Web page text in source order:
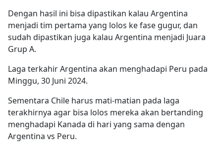
Dengan hasil ini bisa dipastikan kalau Argentina
menjadi tim pertama yang lolos ke fase gugur, dan
sudah dipastikan juga kalau Argentina menjadi Juara
Grup A.
Laga terkahir Argentina akan menghadapi Peru pada
Minggu, 30 Juni 2024.
Sementara Chile harus mati-matian pada laga
terakhirnya agar bisa lolos mereka akan bertanding
menghadapi Kanada di hari yang sama dengan
Argentina vs Peru.